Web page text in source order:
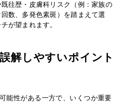
往歴・皮膚科リスク（例：家族の
数、多発色素斑）を踏まえて選
が望まれます。
解しやすいポイント
能性がある一方で、いくつか重要